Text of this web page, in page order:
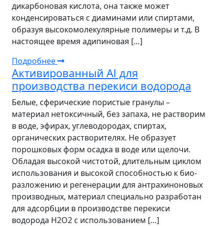
дикарбоновая кислота, она также может
конденсироваться с диаминами или спиртами,
образуя высокомолекулярные полимеры и т.д. В
настоящее время адипиновая […]
Подробнее
Активированный Al для
производства перекиси водорода
Белые, сферические пористые гранулы –
материал нетоксичный, без запаха, не растворим
в воде, эфирах, углеводородах, спиртах,
органических растворителях. Не образует
порошковых форм осадка в воде или щелочи.
Обладая высокой чистотой, длительным циклом
использования и высокой способностью к био-
разложению и регенерации для антрахиноновых
производных, материал специально разработан
для адсорбции в производстве перекиси
водорода Н2О2 с использованием […]